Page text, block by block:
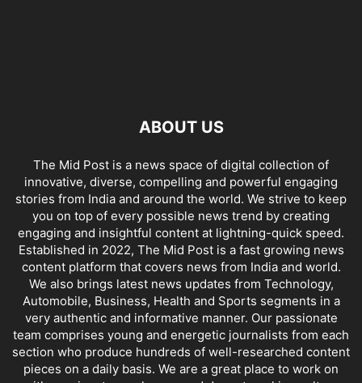
ABOUT US
The Mid Post is a news space of digital collection of
innovative, diverse, compelling and powerful engaging
stories from India and around the world. We strive to keep
you on top of every possible news trend by creating
engaging and insightful content at lightning-quick speed.
Established in 2022, The Mid Post is a fast growing news
content platform that covers news from India and world.
We also brings latest news updates from Technology,
Automobile, Business, Health and Sports segments in a
very authentic and informative manner. Our passionate
team comprises young and energetic journalists from each
section who produce hundreds of well-researched content
pieces on a daily basis. We are a great place to work on